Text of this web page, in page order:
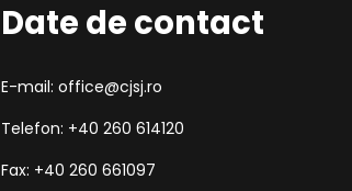
Date de contact
E-mail: office@cjsj.ro
Telefon: +40 260 614120
Fax: +40 260 661097